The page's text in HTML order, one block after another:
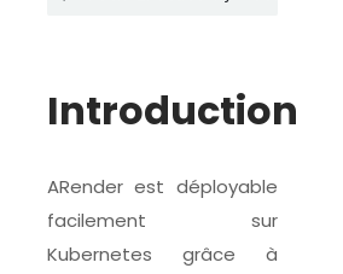
Introduction
ARender est déployable
facilement sur
Kubernetes grâce à